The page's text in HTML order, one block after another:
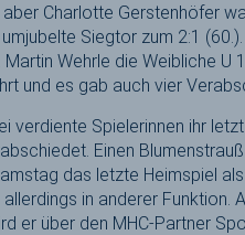
Charlotte Gerstenhöfer
Siegtor zum 2:1
Wehrle die Weibliche U
und es gab auch vier
Spielerinnen ihr
Einen
das letzte Heimspiel
in anderer Funktion.
er über den MHC-Partner